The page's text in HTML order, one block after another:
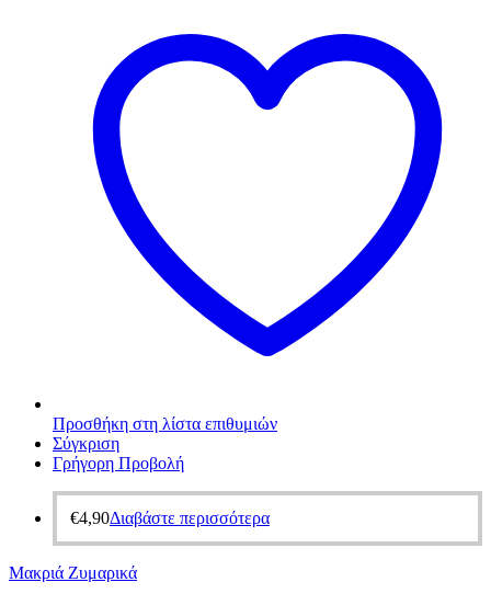
Προσθήκη στη λίστα επιθυμιών
Σύγκριση
Γρήγορη Προβολή
€4,90Διαβάστε περισσότερα
Μακριά Ζυμαρικά